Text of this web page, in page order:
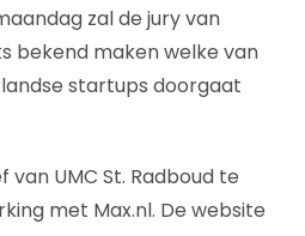
zal de jury van
bekend maken welke van
startups doorgaat
van UMC St. Radboud te
met Max.nl. De website